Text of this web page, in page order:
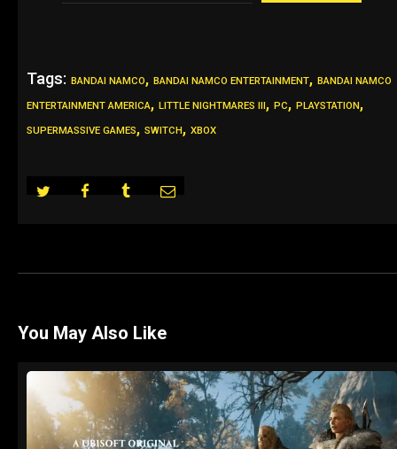
Tags: BANDAI NAMCO, BANDAI NAMCO ENTERTAINMENT, BANDAI NAMCO
ENTERTAINMENT AMERICA, LITTLE NIGHTMARES III, PC, PLAYSTATION,
SUPERMASSIVE GAMES, SWITCH, XBOX
You May Also Like